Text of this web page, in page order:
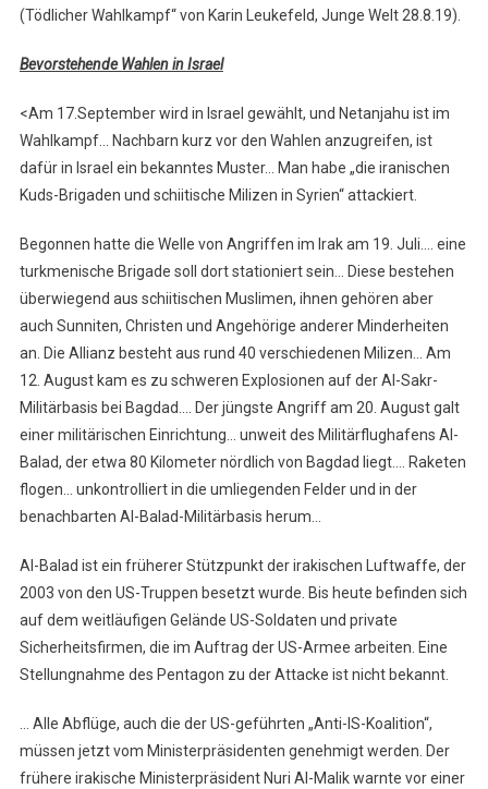
(Tödlicher Wahlkampf“ von Karin Leukefeld, Junge Welt 28.8.19).
Bevorstehende Wahlen in Israel
<Am 17.September wird in Israel gewählt, und Netanjahu ist im
Wahlkampf… Nachbarn kurz vor den Wahlen anzugreifen, ist
dafür in Israel ein bekanntes Muster… Man habe „die iranischen
Kuds-Brigaden und schiitische Milizen in Syrien“ attackiert.
Begonnen hatte die Welle von Angriffen im Irak am 19. Juli…. eine
turkmenische Brigade soll dort stationiert sein… Diese bestehen
überwiegend aus schiitischen Muslimen, ihnen gehören aber
auch Sunniten, Christen und Angehörige anderer Minderheiten
an. Die Allianz besteht aus rund 40 verschiedenen Milizen… Am
12. August kam es zu schweren Explosionen auf der Al-Sakr-
Militärbasis bei Bagdad…. Der jüngste Angriff am 20. August galt
einer militärischen Einrichtung… unweit des Militärflughafens Al-
Balad, der etwa 80 Kilometer nördlich von Bagdad liegt…. Raketen
flogen… unkontrolliert in die umliegenden Felder und in der
benachbarten Al-Balad-Militärbasis herum…
Al-Balad ist ein früherer Stützpunkt der irakischen Luftwaffe, der
2003 von den US-Truppen besetzt wurde. Bis heute befinden sich
auf dem weitläufigen Gelände US-Soldaten und private
Sicherheitsfirmen, die im Auftrag der US-Armee arbeiten. Eine
Stellungnahme des Pentagon zu der Attacke ist nicht bekannt.
… Alle Abflüge, auch die der US-geführten „Anti-IS-Koalition“,
müssen jetzt vom Ministerpräsidenten genehmigt werden. Der
frühere irakische Ministerpräsident Nuri Al-Malik warnte vor einer